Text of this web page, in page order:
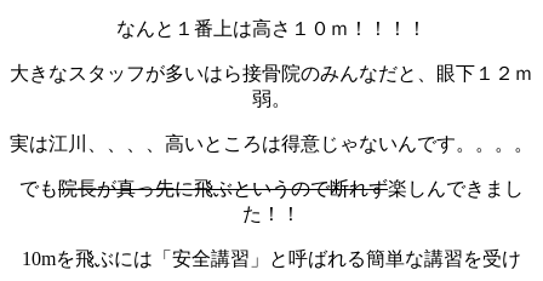
なんと１番上は高さ１０ｍ！！！！
大きなスタッフが多いはら接骨院のみんなだと、眼下１２ｍ
弱。
実は江川、、、、高いところは得意じゃないんです。。。。
でも院長が真っ先に飛ぶというので断れず楽しんできまし
た！！
10mを飛ぶには「安全講習」と呼ばれる簡単な講習を受け